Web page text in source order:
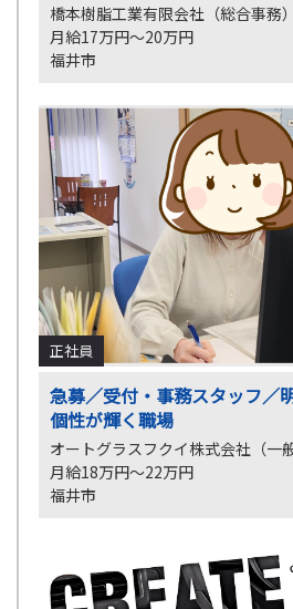
橋本樹脂工業有限会社（総合事務）
月給17万円～20万円
福井市
正社員
急募／受付・事務スタッフ／
個性が輝く職場
オートグラスフクイ株式会社（一般
月給18万円〜22万円
福井市